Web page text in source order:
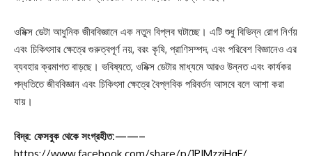
ওমিক্স ডেটা আধুনিক জীববিজ্ঞানে এক নতুন বিপ্লব ঘটাচ্ছে। এটি শুধু বিভিন্ন রোগ নির্ণয়
এবং চিকিৎসার ক্ষেত্রে গুরুত্বপূর্ণ নয়, বরং কৃষি, প্রাণিসম্পদ, এবং পরিবেশ বিজ্ঞানেও এর
ব্যবহার ক্রমাগত বাড়ছে। ভবিষ্যতে, ওমিক্স ডেটার মাধ্যমে আরও উন্নত এবং কার্যকর
পদ্ধতিতে জীববিজ্ঞান এবং চিকিৎসা ক্ষেত্রে বৈপ্লবিক পরিবর্তন আসবে বলে আশা করা
যায়।
বিদ্র: ফেসবুক থেকে সংগ্রহীত:——–